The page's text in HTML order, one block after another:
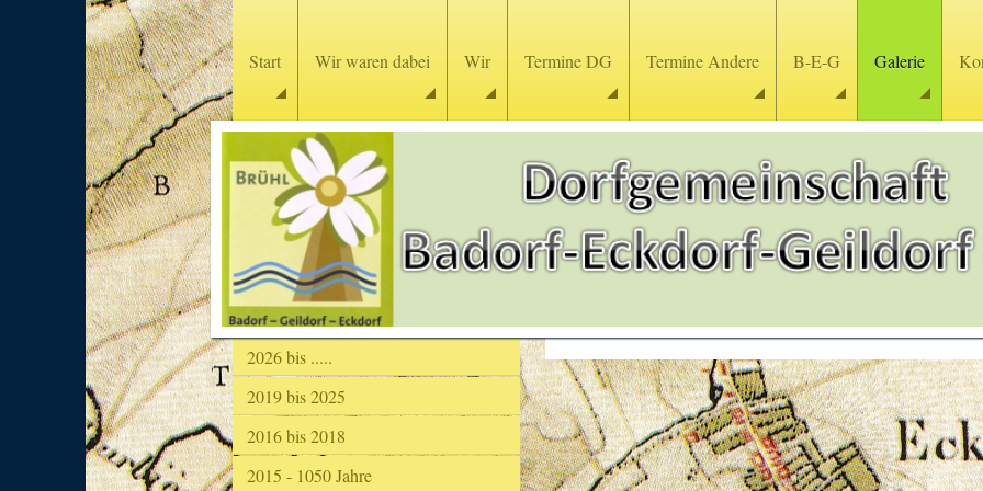
Start Wir waren dabei Wir Termine DG Termine Andere B-E-G Galerie
2026 bis .....
2019 bis 2025
2016 bis 2018
2015 - 1050 Jahre